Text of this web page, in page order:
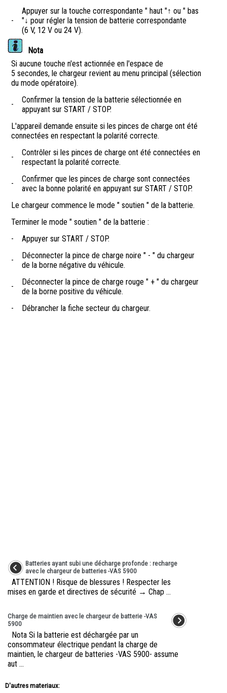
-
Appuyer sur la touche correspondante " haut "↑ ou " bas
"↓ pour régler la tension de batterie correspondante
(6 V, 12 V ou 24 V).
Nota
Si aucune touche n'est actionnée en l'espace de
5 secondes, le chargeur revient au menu principal (sélection
du mode opératoire).
-
Confirmer la tension de la batterie sélectionnée en
appuyant sur START / STOP.
L'appareil demande ensuite si les pinces de charge ont été
connectées en respectant la polarité correcte.
-
Contrôler si les pinces de charge ont été connectées en
respectant la polarité correcte.
-
Confirmer que les pinces de charge sont connectées
avec la bonne polarité en appuyant sur START / STOP.
Le chargeur commence le mode " soutien " de la batterie.
Terminer le mode " soutien " de la batterie :
-
Appuyer sur START / STOP.
-
Déconnecter la pince de charge noire " - " du chargeur
de la borne négative du véhicule.
-
Déconnecter la pince de charge rouge " + " du chargeur
de la borne positive du véhicule.
-
Débrancher la fiche secteur du chargeur.
Batteries ayant subi une décharge profonde : recharge
avec le chargeur de batteries -VAS 5900
ATTENTION ! Risque de blessures ! Respecter les
mises en garde et directives de sécurité → Chap ...
Charge de maintien avec le chargeur de batterie -VAS
5900
Nota Si la batterie est déchargée par un
consommateur électrique pendant la charge de
maintien, le chargeur de batteries -VAS 5900- assume
aut ...
D'autres materiaux: